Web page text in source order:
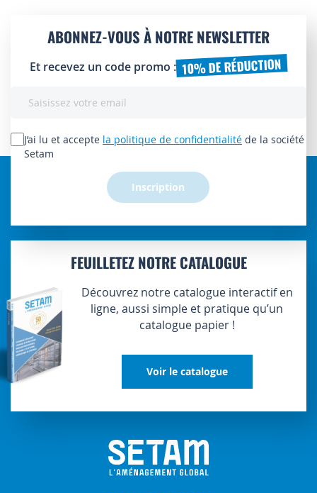
ABONNEZ-VOUS À NOTRE NEWSLETTER
Et recevez un code promo : 10% DE RÉDUCTION
lettre
d’information
J’ai lu et accepte la politique de confidentialité de la société
Setam
Inscription
FEUILLETEZ NOTRE CATALOGUE
Découvrez notre catalogue interactif en
ligne, aussi simple et pratique qu’un
catalogue papier !
Voir le catalogue